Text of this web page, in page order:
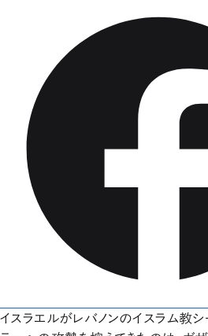
イスラエルがレバノンのイスラム教